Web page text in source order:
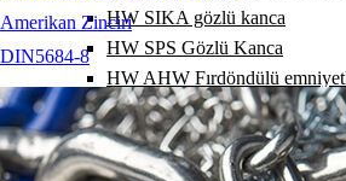
Amerikan Zinciri
DIN5684-8
HW SIKA gözlü kanca
HW SPS Gözlü Kanca
HW AHW Fırdöndülü
HW AHW Fırdöndülü
HW WHS Fırdöndülü Kanca
HW WHS fırdöndülü kanca